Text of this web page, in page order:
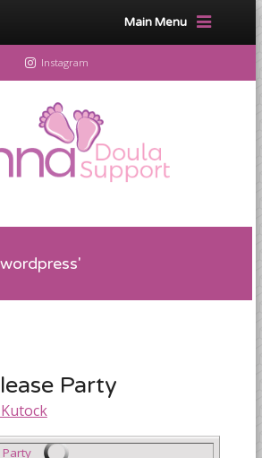
Main Menu
Instagram
Party